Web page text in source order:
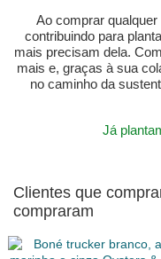
Ao comprar
contribuindo para
mais precisam dela.
mais e, graças à sua
no caminho da
Já
Clientes que
compraram